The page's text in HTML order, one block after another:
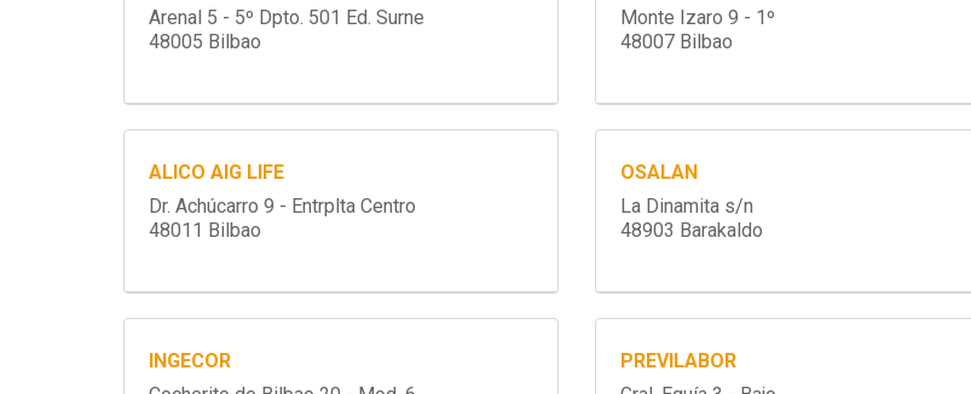
Arenal 5 - 5º Dpto. 501 Ed. Surne
48005 Bilbao
Monte Izaro 9 - 1º
48007 Bilbao
ALICO AIG LIFE
Dr. Achúcarro 9 - Entrplta Centro
48011 Bilbao
OSALAN
La Dinamita s/n
48903 Barakaldo
INGECOR
PREVILABOR